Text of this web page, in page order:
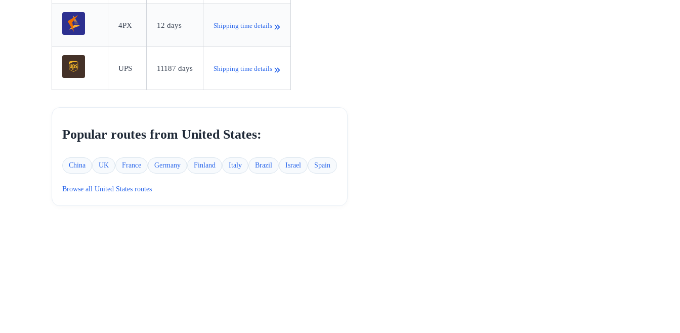
4PX 12 days Shipping time details
UPS 11187 days Shipping time details
Popular routes from United States:
China UK France Germany Finland Italy Brazil Israel Spain
Browse all United States routes